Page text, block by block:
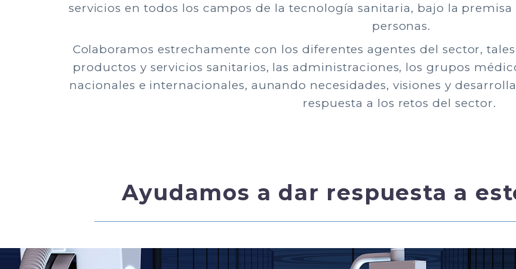
servicios en todos los campos de la tecnología sanitaria, bajo la
personas.
Colaboramos estrechamente con los diferentes agentes del sector,
productos y servicios sanitarios, las administraciones, los grupos
nacionales e internacionales, aunando necesidades, visiones y
respuesta a los retos del sector.
Ayudamos a dar respuesta a